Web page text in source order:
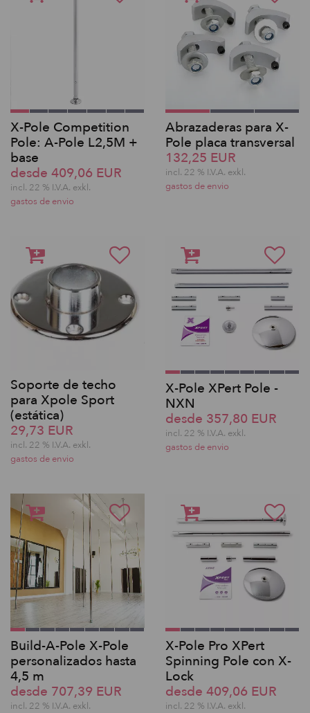
X-Pole Competition
Pole: A-Pole L2,5M +
base
desde 409,06 EUR
incl. 22 % I.V.A. exkl.
gastos de envio
Abrazaderas para X-
Pole placa transversal
132,25 EUR
incl. 22 % I.V.A. exkl.
gastos de envio
Soporte de techo
para Xpole Sport
(estática)
29,73 EUR
incl. 22 % I.V.A. exkl.
gastos de envio
X-Pole XPert Pole -
NXN
desde 357,80 EUR
incl. 22 % I.V.A. exkl.
gastos de envio
Build-A-Pole X-Pole
personalizados hasta
4,5 m
desde 707,39 EUR
incl. 22 % I.V.A. exkl.
X-Pole Pro XPert
Spinning Pole con X-
Lock
desde 409,06 EUR
incl. 22 % I.V.A. exkl.